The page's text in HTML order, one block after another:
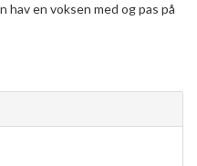
hav en voksen med og pas på